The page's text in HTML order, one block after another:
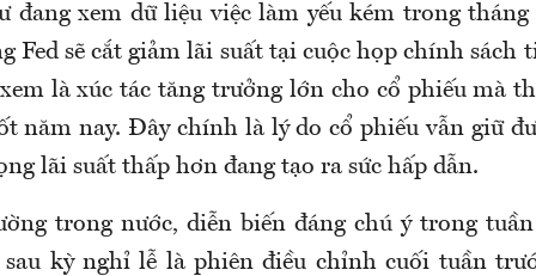
đang xem dữ liệu việc làm yếu kém trong
Fed sẽ cắt giảm lãi suất tại cuộc họp chính sách
là xúc tác tăng trưởng lớn cho cổ phiếu mà
năm nay. Đây chính là lý do cổ phiếu vẫn giữ
lãi suất thấp hơn đang tạo ra sức hấp dẫn.
trong nước, diễn biến đáng chú ý trong
kỳ nghỉ lễ là phiên điều chỉnh cuối tuần